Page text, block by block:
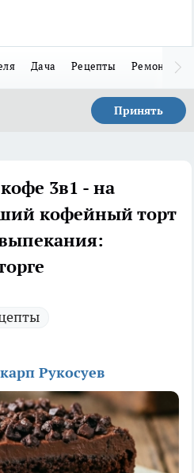
Дача Рецепты Ремонт
Принять
3в1 - на
кофейный торт
Рукосуев